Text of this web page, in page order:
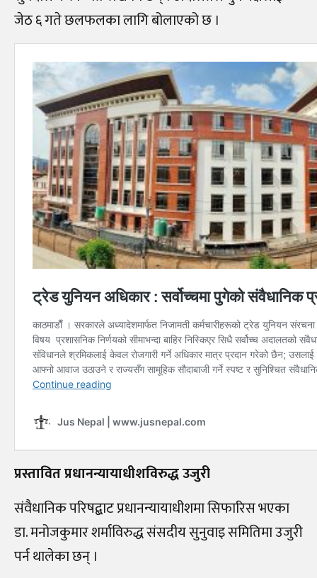
जेठ ६ गते छलफलका लागि बोलाएको छ ।
प्रस्तावित प्रधानन्यायाधीशविरुद्ध उजुरी
संवैधानिक परिषद्बाट प्रधानन्यायाधीशमा सिफारिस भएका
डा. मनोजकुमार शर्माविरुद्ध संसदीय सुनुवाइ समितिमा उजुरी
पर्न थालेका छन् ।